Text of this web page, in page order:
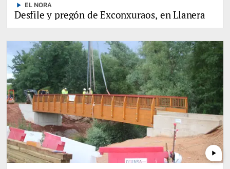
play_arrow EL NORA
Desfile y pregón de Exconxuraos, en Llanera
play_arrow